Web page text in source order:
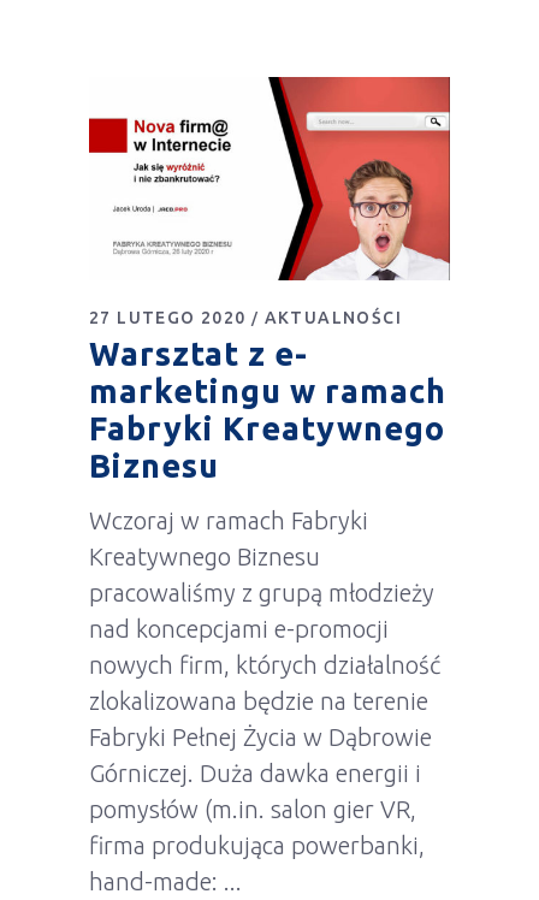
27 LUTEGO 2020 AKTUALNOŚCI
Warsztat z e-
marketingu w ramach
Fabryki Kreatywnego
Biznesu
Wczoraj w ramach Fabryki
Kreatywnego Biznesu
pracowaliśmy z grupą młodzieży
nad koncepcjami e-promocji
nowych firm, których działalność
zlokalizowana będzie na terenie
Fabryki Pełnej Życia w Dąbrowie
Górniczej. Duża dawka energii i
pomysłów (m.in. salon gier VR,
firma produkująca powerbanki,
hand-made: